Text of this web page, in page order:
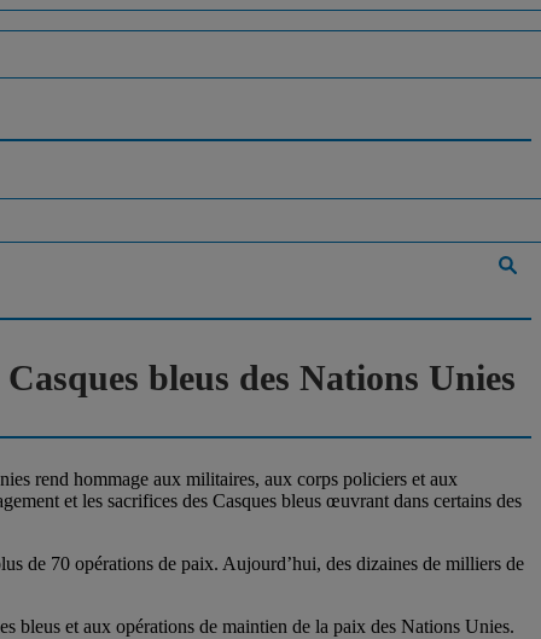
bleus des Nations Unies
rend hommage aux militaires, aux corps policiers et aux
et les sacrifices des Casques bleus œuvrant dans certains des
de 70 opérations de paix. Aujourd’hui, des dizaines de milliers de
bleus et aux opérations de maintien de la paix des Nations Unies.